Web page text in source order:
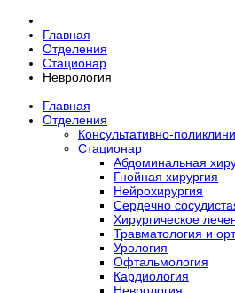
Главная
Отделения
Стационар
Неврология
Главная
Отделения
Консультативно-
Стационар
Абдоминальная
Гнойная хирургия
Нейрохирургия
Сердечно
Хирургическое
Травматология и
Урология
Офтальмология
Кардиология